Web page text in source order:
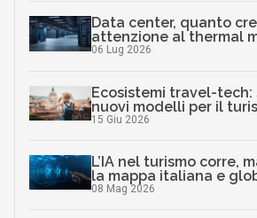
Data center, quanto
attenzione al thermal
06 Lug 2026
Ecosistemi travel-tech:
nuovi modelli per il
15 Giu 2026
L’IA nel turismo corre,
la mappa italiana e
08 Mag 2026